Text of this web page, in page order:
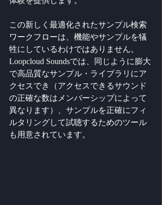
この新しく最適化されたサンプル検索
ワークフローは、機能やサンプルを犠
牲にしているわけではありません。
Loopcloud Soundsでは、同じように膨大
で高品質なサンプル・ライブラリにア
クセスでき（アクセスできるサウンド
の正確な数はメンバーシップによって
異なります）、サンプルを正確にフィ
ルタリングして試聴するためのツール
も用意されています。